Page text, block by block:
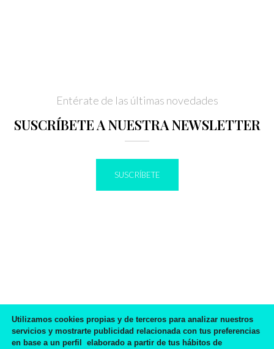
Entérate de las últimas novedades
SUSCRÍBETE A NUESTRA NEWSLETTER
SUSCRÍBETE
Utilizamos cookies propias y de terceros para analizar nuestros
servicios y mostrarte publicidad relacionada con tus preferencias
en base a un perfil elaborado a partir de tus hábitos de